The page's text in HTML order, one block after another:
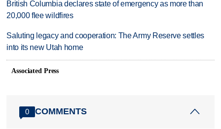
British Columbia declares state of emergency as more than
20,000 flee wildfires
Saluting legacy and cooperation: The Army Reserve settles
into its new Utah home
Associated Press
0 COMMENTS